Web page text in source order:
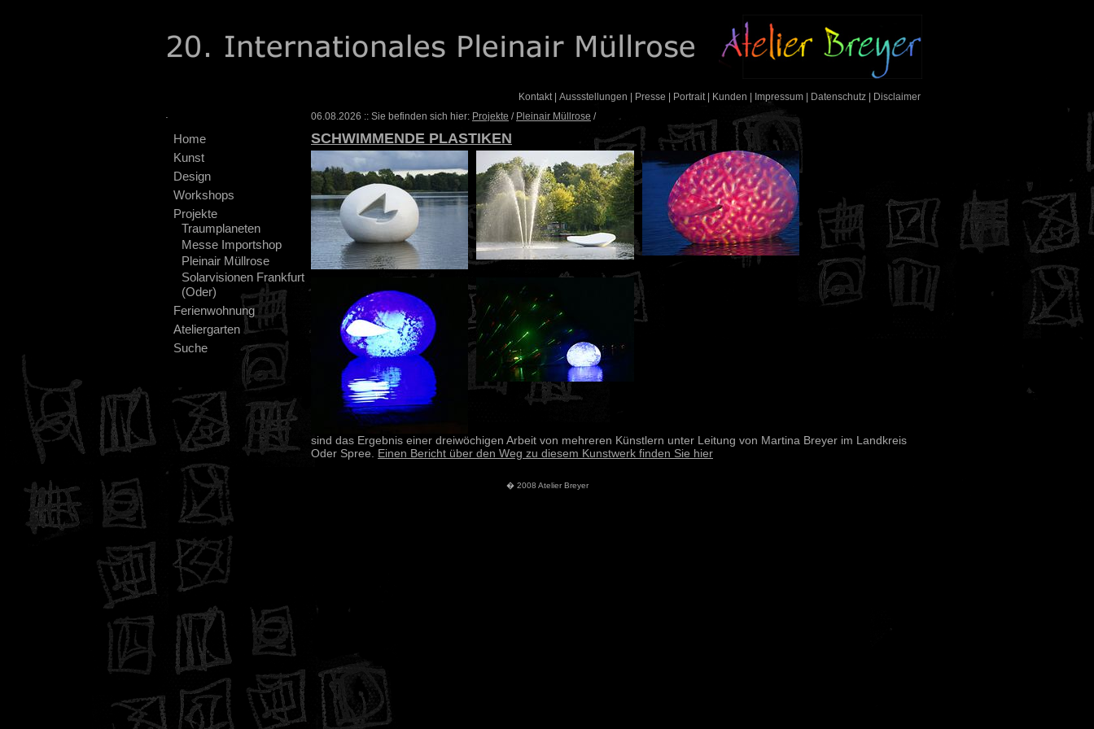
Kontakt| Aussstellungen Presse Portrait| Kunden Impressum Datenschutz Disclaimer
Home
Kunst
Design
Workshops
Projekte
Traumplaneten
Messe Importshop
Pleinair Müllrose
Solarvisionen Frankfurt
(Oder)
Ferienwohnung
Ateliergarten
Suche
06.08.2026 :: Sie befinden sich hier: Projekte / Pleinair Müllrose /
SCHWIMMENDE PLASTIKEN
sind das Ergebnis einer dreiwöchigen Arbeit von mehreren Künstlern unter Leitung von Martina Breyer im Landkreis
Oder Spree. Einen Bericht über den Weg zu diesem Kunstwerk finden Sie hier
� 2008 Atelier Breyer